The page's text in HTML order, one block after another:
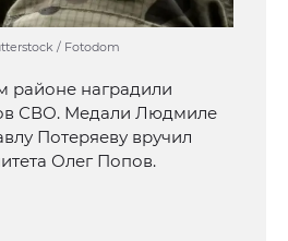
/ Fotodom
наградили
СВО. Медали Людмиле
Потеряеву вручил
Олег Попов.